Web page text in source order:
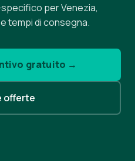
per Venezia,
tempi di consegna.
gratuito →
offerte